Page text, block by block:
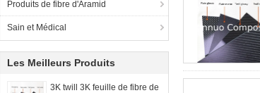
Produits de fibre d'Aramid
Sain et Médical
Les Meilleurs Produits
3K twill 3K feuille de fibre de